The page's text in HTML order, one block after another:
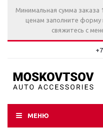
Минимальная сумма
ценам заполните форму
свяжитесь с
МЕНЮ